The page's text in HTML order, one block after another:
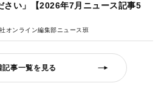
さい」【2026年7月ニュース記事5
オンライン編集部ニュース班
記事一覧を見る